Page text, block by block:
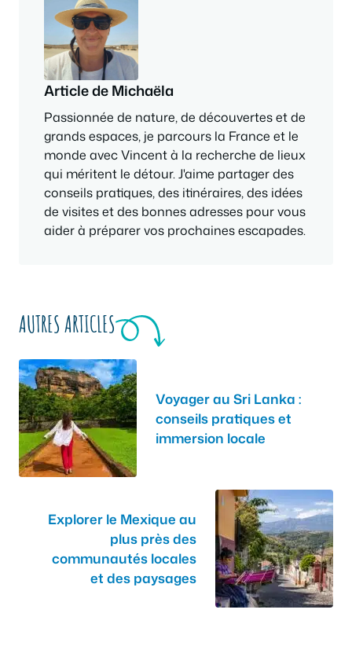
Article de Michaëla
Passionnée de nature, de découvertes et de
grands espaces, je parcours la France et le
monde avec Vincent à la recherche de lieux
qui méritent le détour. J'aime partager des
conseils pratiques, des itinéraires, des idées
de visites et des bonnes adresses pour vous
aider à préparer vos prochaines escapades.
AUTRES ARTICLES
Voyager au Sri Lanka :
conseils pratiques et
immersion locale
Explorer le Mexique au
plus près des
communautés locales
et des paysages